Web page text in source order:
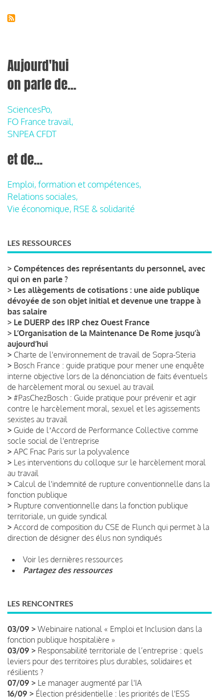
Aujourd'hui
on parle de...
SciencesPo,
FO France travail,
SNPEA CFDT
et de...
Emploi, formation et compétences,
Relations sociales,
Vie économique, RSE & solidarité
LES RESSOURCES
> Compétences des représentants du personnel, avec
qui on en parle ?
> Les allègements de cotisations : une aide publique
dévoyée de son objet initial et devenue une trappe à
bas salaire
> Le DUERP des IRP chez Ouest France
> L’Organisation de la Maintenance De Rome jusqu’à
aujourd’hui
> Charte de l'environnement de travail de Sopra-Steria
> Bosch France : guide pratique pour mener une enquête
interne objective lors de la dénonciation de faits éventuels
de harcèlement moral ou sexuel au travail
> #PasChezBosch : Guide pratique pour prévenir et agir
contre le harcèlement moral, sexuel et les agissements
sexistes au travail
> Guide de lʼAccord de Performance Collective comme
socle social de l'entreprise
> APC Fnac Paris sur la polyvalence
> Les interventions du colloque sur le harcèlement moral
au travail
> Calcul de l'indemnité de rupture conventionnelle dans la
fonction publique
> Rupture conventionnelle dans la fonction publique
territoriale, un guide syndical
> Accord de composition du CSE de Flunch qui permet à la
direction de désigner des élus non syndiqués
Voir les dernières ressources
Partagez des ressources
LES RENCONTRES
03/09 > Webinaire national « Emploi et Inclusion dans la
fonction publique hospitalière »
03/09 > Responsabilité territoriale de l’entreprise : quels
leviers pour des territoires plus durables, solidaires et
résilients ?
07/09 > Le manager augmenté par l'IA
16/09 > Élection présidentielle : les priorités de l'ESS